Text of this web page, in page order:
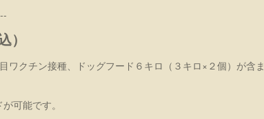
）
ワクチン接種、ドッグフード６キロ（３キロ×２個）が含ま
可能です。